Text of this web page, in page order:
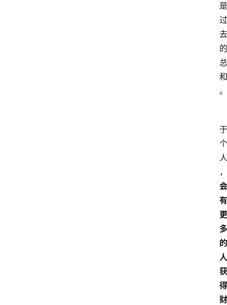
是
过
去
的
总
和
。
于
个
人
，
会
有
更
多
的
人
获
得
财